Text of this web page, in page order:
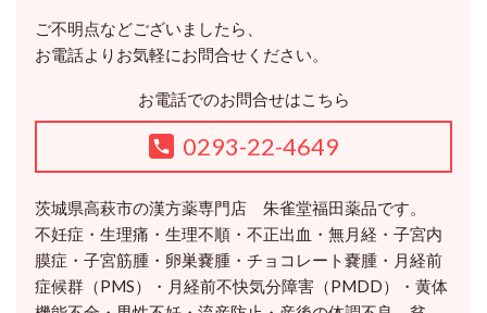
ご不明点などございましたら、
お電話よりお気軽にお問合せください。
お電話でのお問合せはこちら
0293-22-4649
茨城県高萩市の漢方薬専門店 朱雀堂福田薬品です。
不妊症・生理痛・生理不順・不正出血・無月経・子宮内
膜症・子宮筋腫・卵巣嚢腫・チョコレート嚢腫・月経前
症候群（PMS）・月経前不快気分障害（PMDD）・黄体